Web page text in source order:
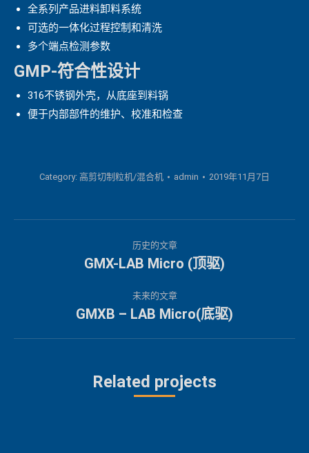
全系列产品进料卸料系统
可选的一体化过程控制和清洗
多个端点检测参数
GMP-符合性设计
316不锈钢外壳，从底座到料锅
便于内部部件的维护、校准和检查
Category: 高剪切制粒机/混合机 admin 2019年11月7日
历史的文章
上
个
项
目：
GMX-LAB Micro (顶驱)
未来的文章
下
目：
GMXB – LAB Micro(底驱)
Related projects